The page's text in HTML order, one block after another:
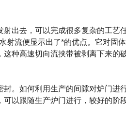
出去，可以完成很多复杂的工艺
射流便显示出了*的优点。它对固
种高速切向流挟带被剥离下来的
。如何利用生产的间隙对炉门进
以跟随生产炉门进行，较好的阶